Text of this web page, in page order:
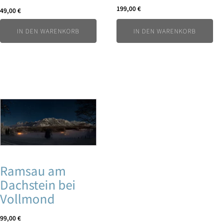
49,00€
IN DEN WARENKORB
199,00€
IN DEN WARENKORB
Ramsau am
Dachstein bei
Vollmond
99,00€